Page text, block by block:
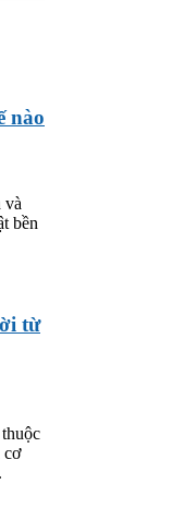
nào
và
bền
từ
cơ